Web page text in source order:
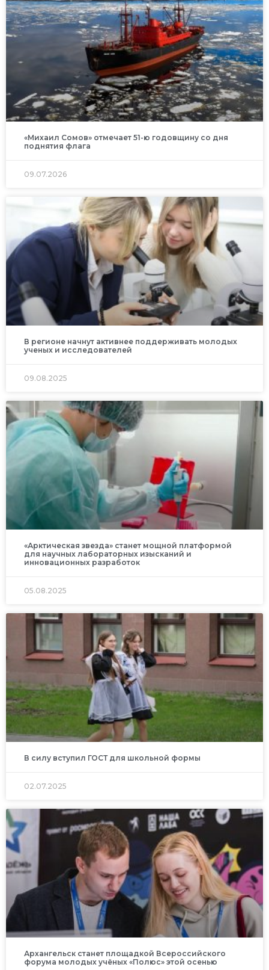
«Михаил Сомов» отмечает 51-ю годовщину со дня
поднятия флага
09.07.2026
В регионе начнут активнее поддерживать молодых
ученых и исследователей
09.08.2025
«Арктическая звезда» станет мощной платформой
для научных лабораторных изысканий и
инновационных разработок
05.08.2025
В силу вступил ГОСТ для школьной формы
02.07.2025
Архангельск станет площадкой Всероссийского
форума молодых учёных «Полюс» этой осенью